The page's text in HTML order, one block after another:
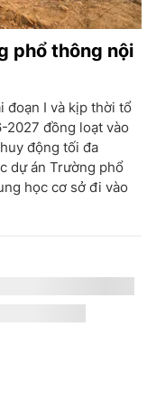
phổ thông nội
đoạn I và kịp thời tổ
2027 đồng loạt vào
động tối đa
dự án Trường phổ
học cơ sở đi vào